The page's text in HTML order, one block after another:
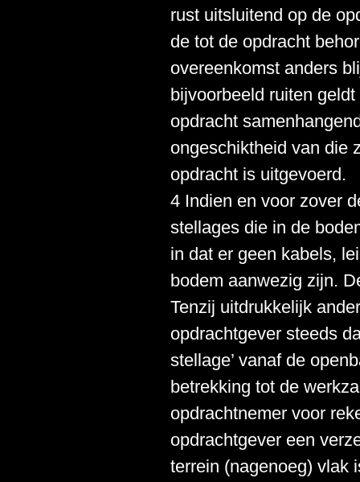
rust uitsluitend op de
de tot de opdracht
overeenkomst anders
bijvoorbeeld ruiten
opdracht
ongeschiktheid van die
opdracht is uitgevoerd.
4 Indien en voor zover
stellages die in de
in dat er geen kabels,
bodem aanwezig zijn.
Tenzij uitdrukkelijk
opdrachtgever steeds
stellage’ vanaf de
betrekking tot de
opdrachtnemer voor
opdrachtgever een
terrein (nagenoeg) vlak